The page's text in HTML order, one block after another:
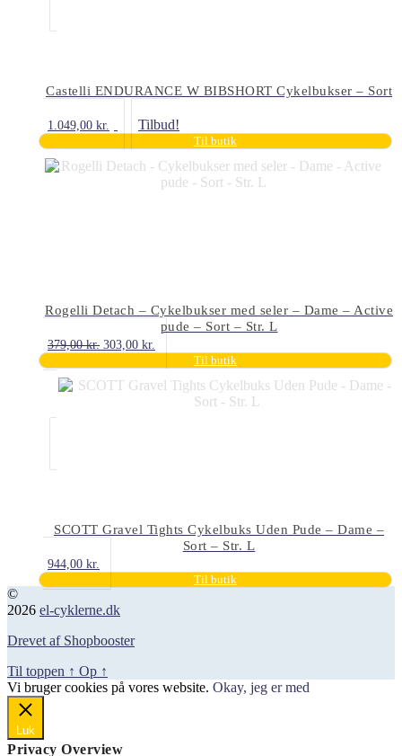
Castelli ENDURANCE W BIBSHORT Cykelbukser – Sort
1.049,00 kr.
Til butik
Tilbud!
Rogelli Detach – Cykelbukser med seler – Dame – Active
pude – Sort – Str. L
379,00kr. Den
oprindelige
pris
var:
303,00 kr.
aktuelle
pris
er:
303,00 kr..
Til butik
SCOTT Gravel Tights Cykelbuks Uden Pude – Dame –
Sort – Str. L
944,00 kr.
Til butik
©
2026 el-cyklerne.dk
Drevet af Shopbooster
Til toppen ↑ Op ↑
Vi bruger cookies på vores website. Okay, jeg er med
Luk
Privacy Overview